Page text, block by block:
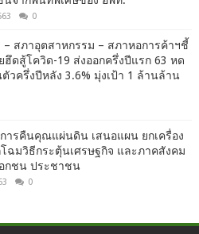
0
– สภาอุตสาหกรรม – สภาหอการค้าฯชี้
ฮึดสู้โควิด-19 ส่งออกครึ่งปีแรก 63 หด
วครึ่งปีหลัง 3.6% มุ่งเป้า 1 ล้านล้าน
ารคืนคุณแผ่นดิน เสนอแผน ยกเครื่อง
ฉมวิธีกระตุ้นเศรษฐกิจ และภาคสังคม
กชน ประชาชน
0